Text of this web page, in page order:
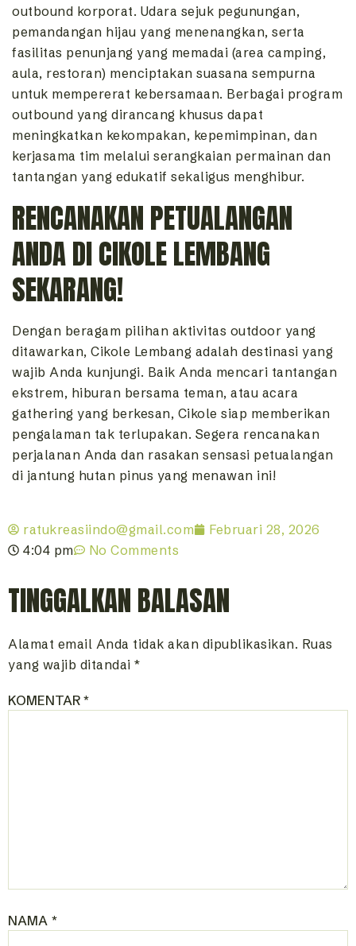
outbound korporat. Udara sejuk pegunungan,
pemandangan hijau yang menenangkan, serta
fasilitas penunjang yang memadai (area camping,
aula, restoran) menciptakan suasana sempurna
untuk mempererat kebersamaan. Berbagai program
outbound yang dirancang khusus dapat
meningkatkan kekompakan, kepemimpinan, dan
kerjasama tim melalui serangkaian permainan dan
tantangan yang edukatif sekaligus menghibur.
RENCANAKAN PETUALANGAN
ANDA DI CIKOLE LEMBANG
SEKARANG!
Dengan beragam pilihan aktivitas outdoor yang
ditawarkan, Cikole Lembang adalah destinasi yang
wajib Anda kunjungi. Baik Anda mencari tantangan
ekstrem, hiburan bersama teman, atau acara
gathering yang berkesan, Cikole siap memberikan
pengalaman tak terlupakan. Segera rencanakan
perjalanan Anda dan rasakan sensasi petualangan
di jantung hutan pinus yang menawan ini!
ratukreasiindo@gmail.com
Februari 28, 2026
4:04 pm
No Comments
TINGGALKAN BALASAN
Alamat email Anda tidak akan dipublikasikan. Ruas
yang wajib ditandai *
KOMENTAR*
NAMA *